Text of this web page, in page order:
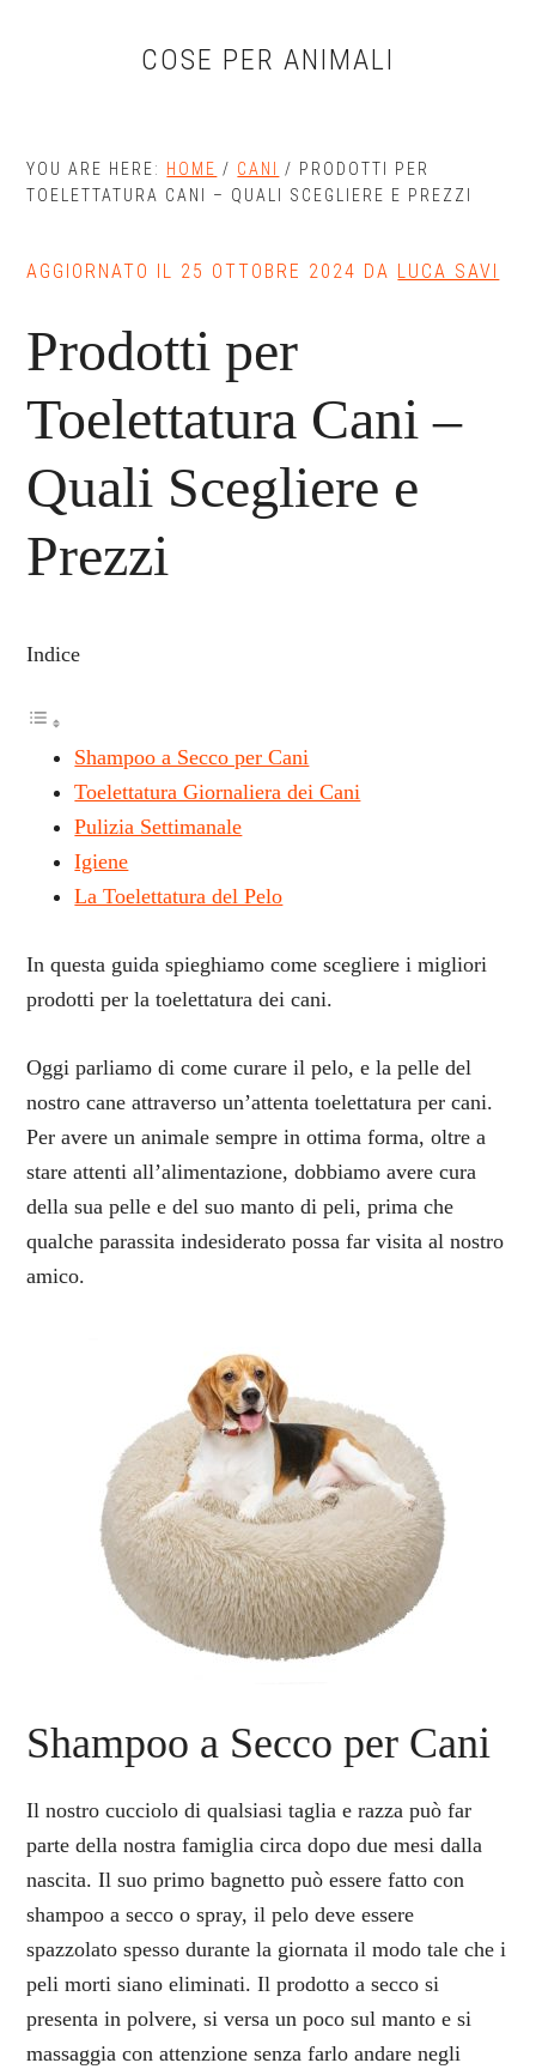
COSE PER ANIMALI
YOU ARE HERE: HOME / CANI / PRODOTTI PER
TOELETTATURA CANI – QUALI SCEGLIERE E PREZZI
AGGIORNATO IL 25 OTTOBRE 2024 DA LUCA SAVI
Prodotti per
Toelettatura Cani –
Quali Scegliere e
Prezzi
Indice
Shampoo a Secco per Cani
Toelettatura Giornaliera dei Cani
Pulizia Settimanale
Igiene
La Toelettatura del Pelo
In questa guida spieghiamo come scegliere i migliori
prodotti per la toelettatura dei cani.
Oggi parliamo di come curare il pelo, e la pelle del
nostro cane attraverso un’attenta toelettatura per cani.
Per avere un animale sempre in ottima forma, oltre a
stare attenti all’alimentazione, dobbiamo avere cura
della sua pelle e del suo manto di peli, prima che
qualche parassita indesiderato possa far visita al nostro
amico.
Shampoo a Secco per Cani
Il nostro cucciolo di qualsiasi taglia e razza può far
parte della nostra famiglia circa dopo due mesi dalla
nascita. Il suo primo bagnetto può essere fatto con
shampoo a secco o spray, il pelo deve essere
spazzolato spesso durante la giornata il modo tale che i
peli morti siano eliminati. Il prodotto a secco si
presenta in polvere, si versa un poco sul manto e si
massaggia con attenzione senza farlo andare negli